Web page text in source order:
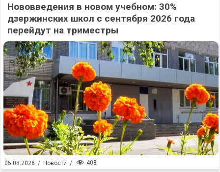
Нововведения в новом учебном: 30%
дзержинских школ с сентября 2026 года
перейдут на триместры
05.08.2026 / Новости / 408